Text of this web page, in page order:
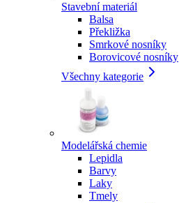
Stavební materiál
Balsa
Překližka
Smrkové nosníky
Borovicové nosníky
Všechny kategorie
Modelářská chemie
Lepidla
Barvy
Laky
Tmely